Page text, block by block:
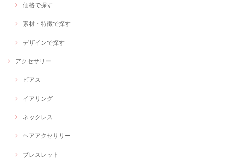
価格で探す
素材・特徴で探す
デザインで探す
アクセサリー
ピアス
イアリング
ネックレス
ヘアアクセサリー
ブレスレット